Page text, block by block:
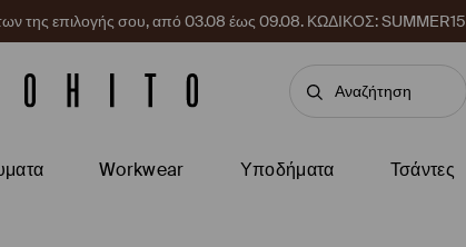
της επιλογής σου, από 03.08 έως 09.08. ΚΩΔΙΚΟΣ: SUMMER15
Workwear Υποδήματα Τσάντες